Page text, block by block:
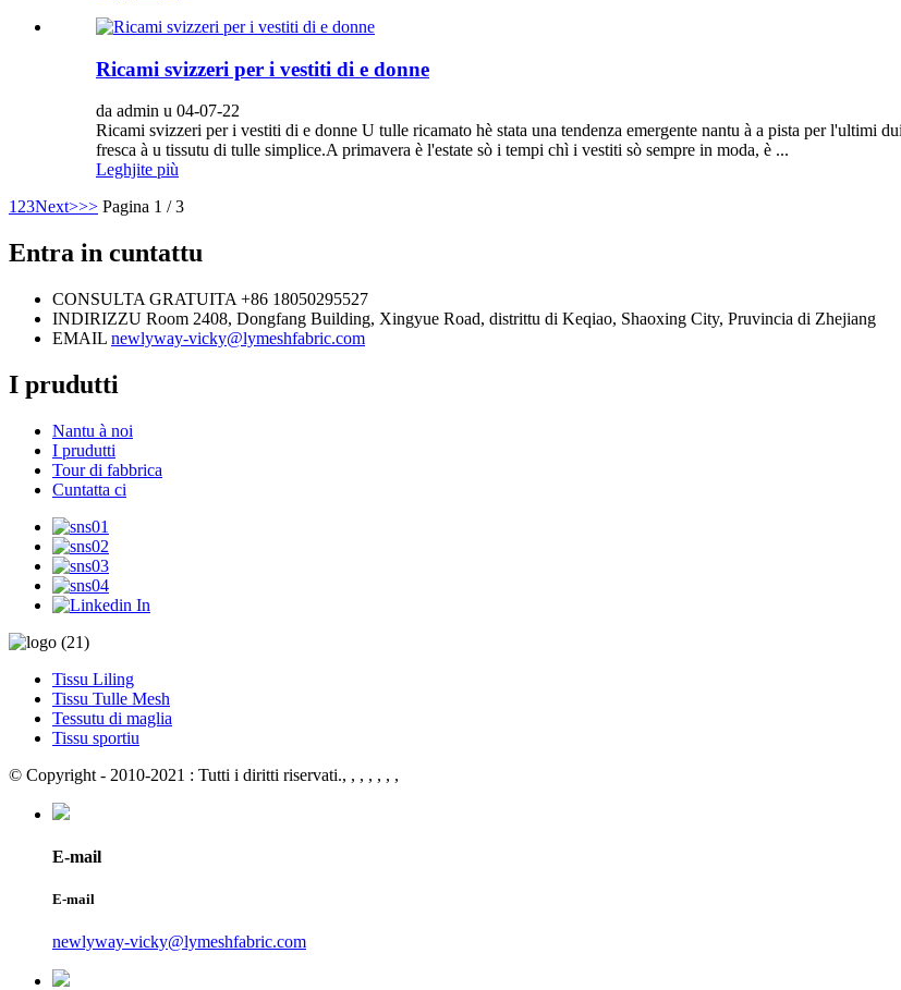
Ricami svizzeri per i vestiti di e donne
da admin u 04-07-22
Ricami svizzeri per i vestiti di e donne U tulle ricamato hè stata una tendenza emergente nantu à a pista per l'ultimi
fresca à u tissutu di tulle simplice.A primavera è l'estate sò i tempi chì i vestiti sò sempre in moda, è ...
Leghjite più
1 23Next>>> Pagina 1 / 3
Entra in cuntattu
CONSULTA GRATUITA +86 18050295527
INDIRIZZU Room 2408, Dongfang Building, Xingyue Road, distrittu di Keqiao, Shaoxing City, Pruvincia di Zhejiang
EMAIL newlyway-vicky@lymeshfabric.com
I prudutti
Nantu à noi
I prudutti
Tour di fabbrica
Cuntatta ci
Tissu Liling
Tissu Tulle Mesh
Tessutu di maglia
Tissu sportiu
© Copyright - 2010-2021 : Tutti i diritti riservati., , , , , , ,
E-mail
E-mail
newlyway-vicky@lymeshfabric.com